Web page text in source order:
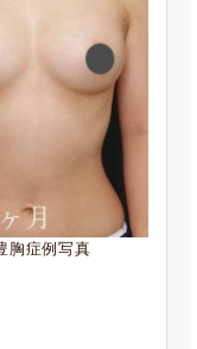
胸症例写真